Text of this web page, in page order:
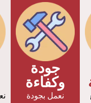
جودة
وكفاءة
نعمل بجودة